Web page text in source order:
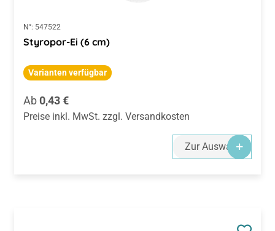
N°: 547522
Styropor-Ei (6 cm)
Varianten verfügbar
Regulärer Preis:
Ab0,43 €
Preise inkl. MwSt. zzgl. Versandkosten
Zur Auswahl